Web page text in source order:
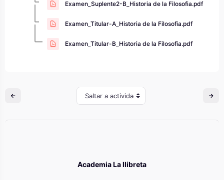
Examen_Suplente2-B_Historia de la Filosofia.pdf
Examen_Titular-A_Historia de la Filosofia.pdf
Examen_Titular-B_Historia de la Filosofia.pdf
Saltar a actividad
Academia La llibreta